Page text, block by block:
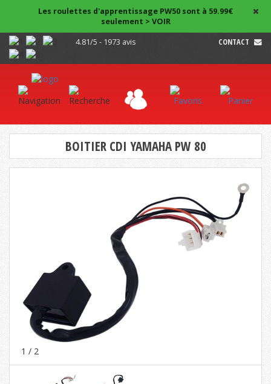
Les roulettes d'apprentissage PW50 sont à 59.99€
seulement > VOIR
4.81/5 - 1973 avis
CONTACT
BOITIER CDI YAMAHA PW 80
1 / 2